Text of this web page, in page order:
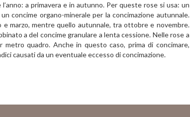
a primavera e in autunno. Per queste rose si usa: un
concime organo-minerale per la concimazione autunnale.
marzo, mentre quello autunnale, tra ottobre e novembre.
a del concime granulare a lenta cessione. Nelle rose a
quadro. Anche in questo caso, prima di concimare,
causati da un eventuale eccesso di concimazione.